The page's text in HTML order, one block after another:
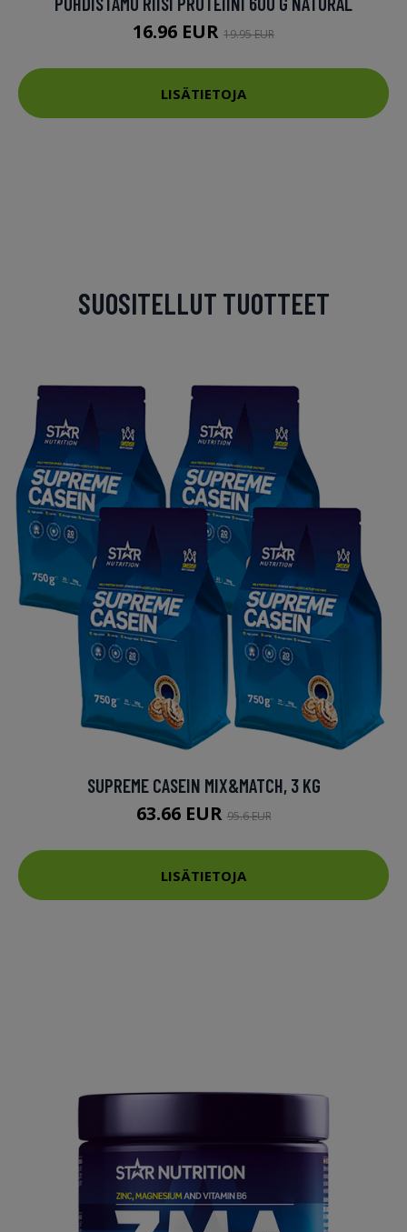
16.96 EUR 19.95 EUR
LISÄTIETOJA
SUOSITELLUT TUOTTEET
SUPREME CASEIN MIX&MATCH, 3 KG
63.66 EUR95.6 EUR
LISÄTIETOJA